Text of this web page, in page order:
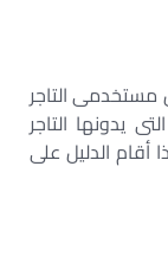
مستخدمى التاجر
يدونها التاجر
أقام الدليل على